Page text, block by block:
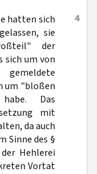
4
hatten sich
sie
der
sich um von
um "bloßen
habe. Das
mit
da auch
Sinne des §
Hehlerei
Vortat